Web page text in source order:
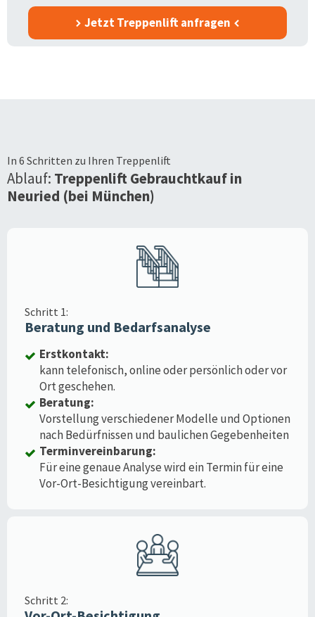
Jetzt Treppenlift anfragen
In 6 Schritten zu Ihren Treppenlift
Ablauf: Treppenlift Gebrauchtkauf in
Neuried (bei München)
Schritt 1:
Beratung und Bedarfsanalyse
Erstkontakt:
kann telefonisch, online oder persönlich oder vor
Ort geschehen.
Beratung:
Vorstellung verschiedener Modelle und Optionen
nach Bedürfnissen und baulichen Gegebenheiten
Terminvereinbarung:
Für eine genaue Analyse wird ein Termin für eine
Vor-Ort-Besichtigung vereinbart.
Schritt 2: